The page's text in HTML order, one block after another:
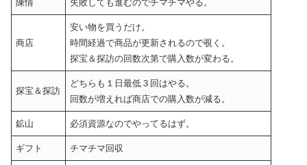
陳情 失敗しても進むのでチマチマやる。
商店
安い物を買うだけ。
時間経過で商品が更新されるので覗く。
探宝＆探訪の回数次第で購入数が変わる。
探宝＆探訪
どちらも１日最低３回はやる。
回数が増えれば商店での購入数が減る。
鉱山 必須資源なのでやってるはず。
ギフト チマチマ回収